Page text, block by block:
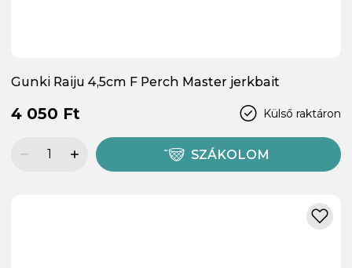
Gunki Raiju 4,5cm F Perch Master jerkbait
Külső raktáron
4 050 Ft
SZÁKOLOM